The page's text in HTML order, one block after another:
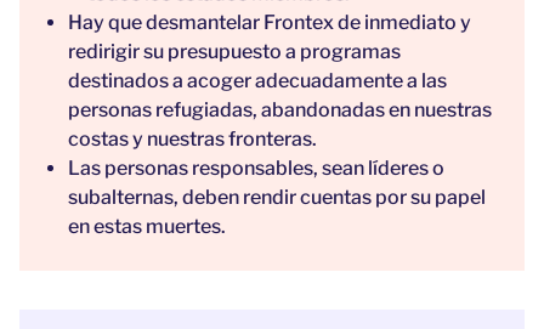
Hay que desmantelar Frontex de inmediato y
redirigir su presupuesto a programas
destinados a acoger adecuadamente a las
personas refugiadas, abandonadas en nuestras
costas y nuestras fronteras.
Las personas responsables, sean líderes o
subalternas, deben rendir cuentas por su papel
en estas muertes.